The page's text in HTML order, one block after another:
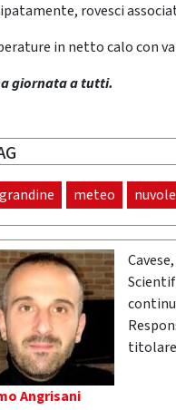
rovesci
in netto calo con
giornata a tutti.
grandine meteo nuvole
Angrisani
titolare